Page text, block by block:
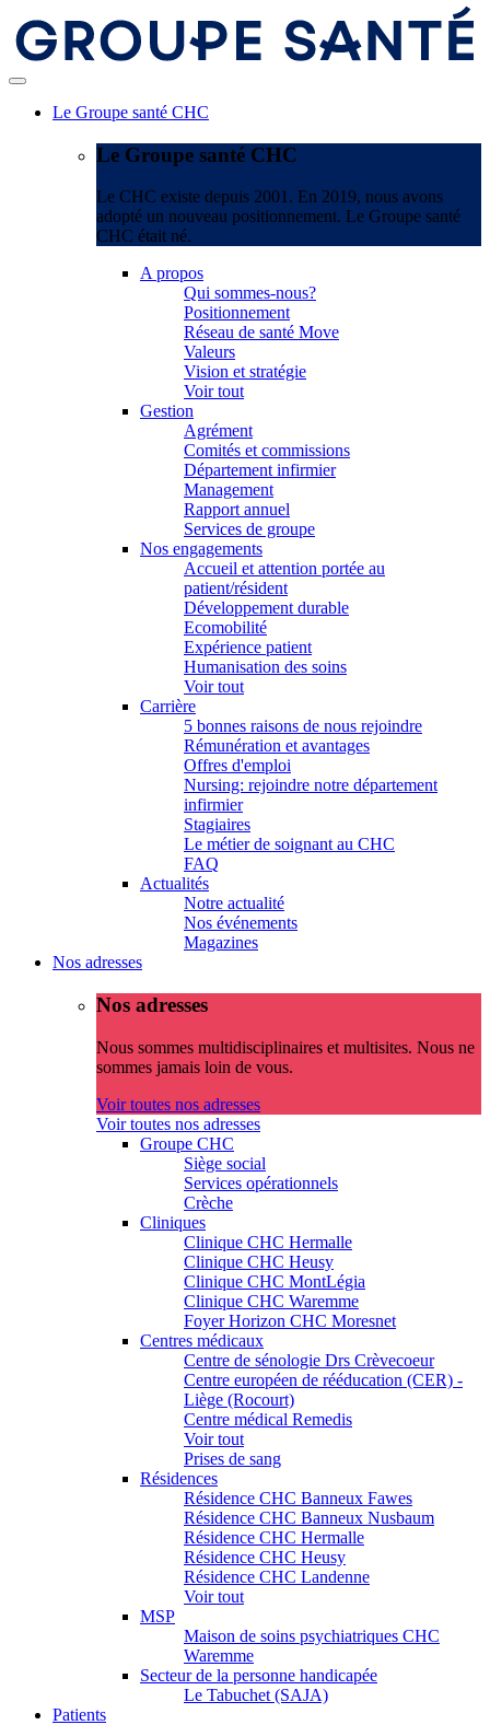
Le Groupe santé CHC
Le Groupe santé CHC
Le CHC existe depuis 2001. En 2019, nous avons
adopté un nouveau positionnement. Le Groupe santé
CHC était né.
A propos
Qui sommes-nous?
Positionnement
Réseau de santé Move
Valeurs
Vision et stratégie
Voir tout
Gestion
Agrément
Comités et commissions
Département infirmier
Management
Rapport annuel
Services de groupe
Nos engagements
Accueil et attention portée au
patient/résident
Développement durable
Ecomobilité
Expérience patient
Humanisation des soins
Voir tout
Carrière
5 bonnes raisons de nous rejoindre
Rémunération et avantages
Offres d'emploi
Nursing: rejoindre notre département
infirmier
Stagiaires
Le métier de soignant au CHC
FAQ
Actualités
Notre actualité
Nos événements
Magazines
Nos adresses
Nos adresses
Nous sommes multidisciplinaires et multisites. Nous ne
sommes jamais loin de vous.
Voir toutes nos adresses
Voir toutes nos adresses
Groupe CHC
Siège social
Services opérationnels
Crèche
Cliniques
Clinique CHC Hermalle
Clinique CHC Heusy
Clinique CHC MontLégia
Clinique CHC Waremme
Foyer Horizon CHC Moresnet
Centres médicaux
Centre de sénologie Drs Crèvecoeur
Centre européen de rééducation (CER) -
Liège (Rocourt)
Centre médical Remedis
Voir tout
Prises de sang
Résidences
Résidence CHC Banneux Fawes
Résidence CHC Banneux Nusbaum
Résidence CHC Hermalle
Résidence CHC Heusy
Résidence CHC Landenne
Voir tout
MSP
Maison de soins psychiatriques CHC
Waremme
Secteur de la personne handicapée
Le Tabuchet (SAJA)
Patients